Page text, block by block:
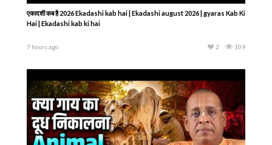
एकादशी कब है 2026 Ekadashi kab hai | Ekadashi august 2026 | gyaras Kab Ki
Hai | Ekadashi kab ki hai
7 hours ago 109
2